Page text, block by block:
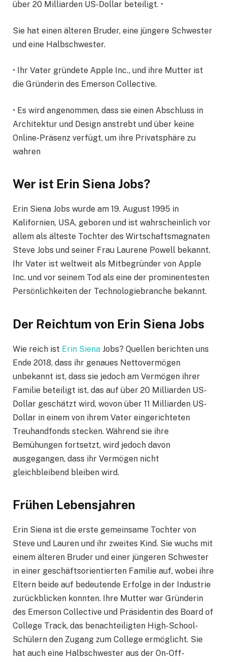
über 20 Milliarden US-Dollar beteiligt. •
Sie hat einen älteren Bruder, eine jüngere Schwester
und eine Halbschwester.
• Ihr Vater gründete Apple Inc., und ihre Mutter ist
die Gründerin des Emerson Collective.
• Es wird angenommen, dass sie einen Abschluss in
Architektur und Design anstrebt und über keine
Online-Präsenz verfügt, um ihre Privatsphäre zu
wahren
Wer ist Erin Siena Jobs?
Erin Siena Jobs wurde am 19. August 1995 in
Kalifornien, USA, geboren und ist wahrscheinlich vor
allem als älteste Tochter des Wirtschaftsmagnaten
Steve Jobs und seiner Frau Laurene Powell bekannt.
Ihr Vater ist weltweit als Mitbegründer von Apple
Inc. und vor seinem Tod als eine der prominentesten
Persönlichkeiten der Technologiebranche bekannt.
Der Reichtum von Erin Siena Jobs
Wie reich ist Erin Siena Jobs? Quellen berichten uns
Ende 2018, dass ihr genaues Nettovermögen
unbekannt ist, dass sie jedoch am Vermögen ihrer
Familie beteiligt ist, das auf über 20 Milliarden US-
Dollar geschätzt wird, wovon über 11 Milliarden US-
Dollar in einem von ihrem Vater eingerichteten
Treuhandfonds stecken. Während sie ihre
Bemühungen fortsetzt, wird jedoch davon
ausgegangen, dass ihr Vermögen nicht
gleichbleibend bleiben wird.
Frühen Lebensjahren
Erin Siena ist die erste gemeinsame Tochter von
Steve und Lauren und ihr zweites Kind. Sie wuchs mit
einem älteren Bruder und einer jüngeren Schwester
in einer geschäftsorientierten Familie auf, wobei ihre
Eltern beide auf bedeutende Erfolge in der Industrie
zurückblicken konnten. Ihre Mutter war Gründerin
des Emerson Collective und Präsidentin des Board of
College Track, das benachteiligten High-School-
Schülern den Zugang zum College ermöglicht. Sie
hat auch eine Halbschwester aus der On-Off-